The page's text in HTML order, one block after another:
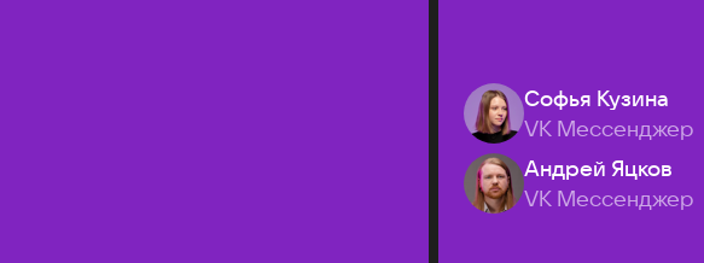
Софья Кузина
VK Мессенджер
Андрей Яцков
VK Мессенджер